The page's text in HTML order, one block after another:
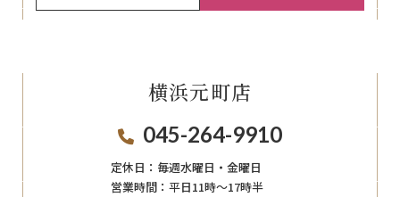
横浜元町店
045-264-9910
定休日： 毎週⽔曜⽇‧⾦曜⽇
営業時間： 平日11時～17時半